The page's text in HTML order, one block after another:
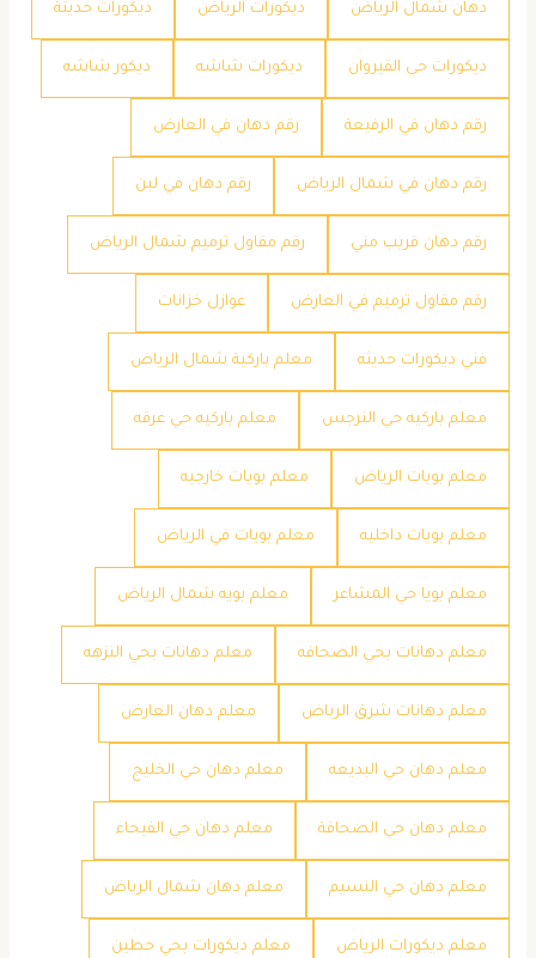
دهان شمال الرياض ديكورات الرياض ديكورات حديثة
ديكورات حي القيروان ديكورات شاشه ديكور شاشه
رقم دهان في الرفيعة رقم دهان في العارض
رقم دهان في شمال الرياض رقم دهان في لبن
رقم دهان قريب مني رقم مقاول ترميم شمال الرياض
رقم مقاول ترميم في العارض عوازل خزانات
فني ديكورات حديثه معلم باركية شمال الرياض
معلم باركيه حي النرجس معلم باركيه حي عرقه
معلم بويات الرياض معلم بويات خارجيه
معلم بويات داخليه معلم بويات في الرياض
معلم بويا حي المشاعر معلم بويه شمال الرياض
معلم دهانات بحي الصحافه معلم دهانات بحي النزهه
معلم دهانات شرق الرياض معلم دهان العارض
معلم دهان حي البديعه معلم دهان حي الخليج
معلم دهان حي الصحافة معلم دهان حي الفيحاء
معلم دهان حي النسيم معلم دهان شمال الرياض
معلم ديكورات الرياض معلم ديكورات بحي حطين